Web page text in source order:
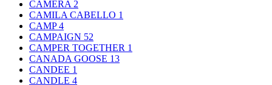
CAMERA 2
CAMILA CABELLO 1
CAMP4
CAMPAIGN 52
CAMPER TOGETHER 1
CANADA GOOSE 13
CANDEE 1
CANDLE 4